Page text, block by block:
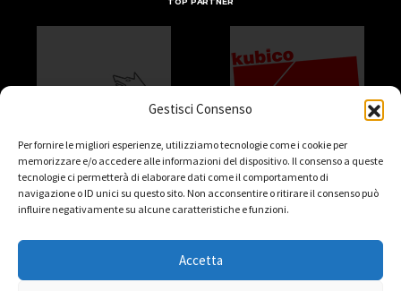
Gestisci Consenso
Per fornire le migliori esperienze, utilizziamo tecnologie come i cookie per
memorizzare e/o accedere alle informazioni del dispositivo. Il consenso a queste
tecnologie ci permetterà di elaborare dati come il comportamento di
navigazione o ID unici su questo sito. Non acconsentire o ritirare il consenso può
influire negativamente su alcune caratteristiche e funzioni.
Accetta